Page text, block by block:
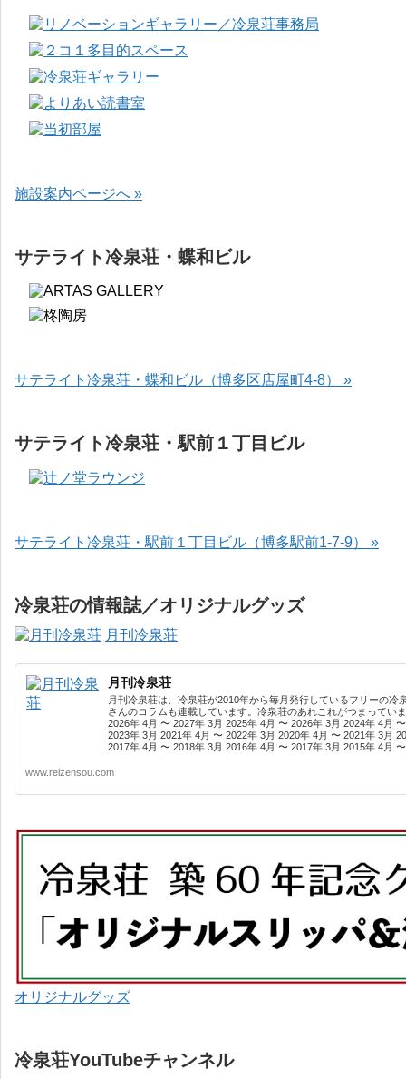
施設案内ページへ »
サテライト冷泉荘・蝶和ビル
サテライト冷泉荘・蝶和ビル（博多区店屋町4-8） »
サテライト冷泉荘・駅前１丁目ビル
サテライト冷泉荘・駅前１丁目ビル（博多駅前1-7-9） »
冷泉荘の情報誌／オリジナルグッズ
月刊冷泉荘
月刊冷泉荘
月刊冷泉荘は、冷泉荘が2010年から毎月発行しているフリーの
さんのコラムも連載しています。冷泉荘のあれこれがつまってい
2026年 4月 〜 2027年 3月 2025年 4月 〜 2026年 3月 2024年 4月
2023年 3月 2021年 4月 〜 2022年 3月 2020年 4月 〜 2021年 3月
2017年 4月 〜 2018年 3月 2016年 4月 〜 2017年 3月 2015年 4月
www.reizensou.com
オリジナルグッズ
冷泉荘YouTubeチャンネル